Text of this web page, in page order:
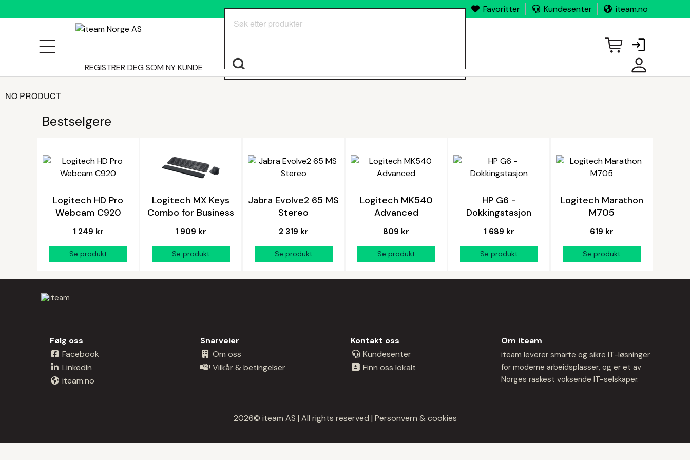
Favoritter Kundesenter iteam.no
Søk
ALLE
PRODUKTER
REGISTRER DEG SOM NY KUNDE MINE
NO PRODUCT
Bestselgere
Logitech HD Pro
Webcam C920
1 249 kr
Logitech MX Keys
Combo for Business
1 909 kr
Jabra Evolve2 65 MS
Stereo
2 319 kr
Logitech MK540
Advanced
809 kr
HP G6 -
Dokkingstasjon
1 689 kr
Logitech Marathon
M705
619 kr
Følg oss
Facebook
LinkedIn
iteam.no
Snarveier
Om oss
Vilkår & betingelser
Kontakt oss
Kundesenter
Finn oss lokalt
Om iteam
iteam leverer smarte og sikre IT-løsninger
for moderne arbeidsplasser, og er et av
Norges raskest voksende IT-selskaper.
2026© iteam AS | All rights reserved | Personvern & cookies